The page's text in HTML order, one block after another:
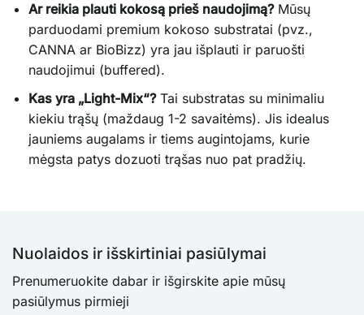
Ar reikia plauti kokosą prieš naudojimą?Mūsų
parduodami premium kokoso substratai (pvz.,
CANNA ar BioBizz) yra jau išplauti ir paruošti
naudojimui (buffered).
Kas yra „Light-Mix“?Tai substratas su minimaliu
kiekiu trąšų (maždaug 1-2 savaitėms). Jis idealus
jauniems augalams ir tiems augintojams, kurie
mėgsta patys dozuoti trąšas nuo pat pradžių.
Nuolaidos ir išskirtiniai pasiūlymai
Prenumeruokite dabar ir išgirskite apie mūsų
pasiūlymus pirmieji